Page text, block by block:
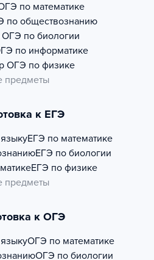
по математике
по обществознанию
ОГЭ по биологии
по информатике
ОГЭ по физике
предметы
к ЕГЭ
ЕГЭ по математике
ЕГЭ по биологии
ЕГЭ по физике
предметы
к ОГЭ
ОГЭ по математике
ОГЭ по биологии